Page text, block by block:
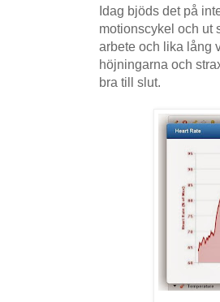
Idag bjöds det på
motionscykel och ut
arbete och lika lång
höjningarna och
bra till slut.